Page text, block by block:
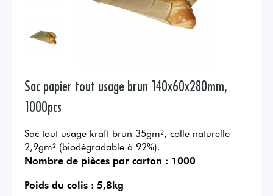
Sac papier tout usage brun 140x60x280mm,
1000pcs
Sac tout usage kraft brun 35gm², colle naturelle
2,9gm² (biodégradable à 92%).
Nombre de pièces par carton : 1000
Poids du colis : 5,8kg